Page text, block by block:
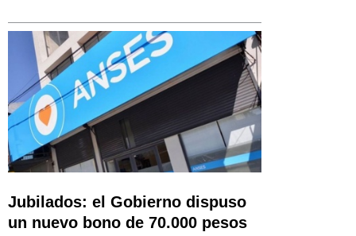
Jubilados: el Gobierno dispuso
un nuevo bono de 70.000 pesos